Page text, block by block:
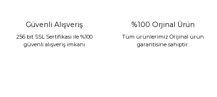
Güvenli Alışveriş
256 bit SSL Sertifikası ile %100
güvenli alışveriş imkanı
%100 Orjinal Ürün
Tüm ürünlerimiz Orijinal ürün
garantisine sahiptir.